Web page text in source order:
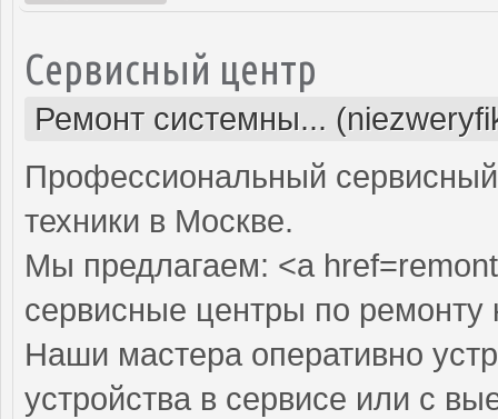
Сервисный центр
Ремонт системны...
Профессиональный
техники в Москве.
Мы предлагаем: <a
сервисные центры по ремонту
Наши мастера оперативно
устройства в сервисе или с